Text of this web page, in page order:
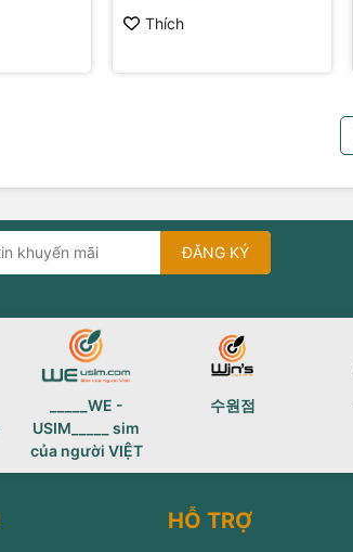
Thích
ĐĂNG KÝ
_____WE -
USIM_____ sim
của người VIỆT
수원점
HỖ TRỢ